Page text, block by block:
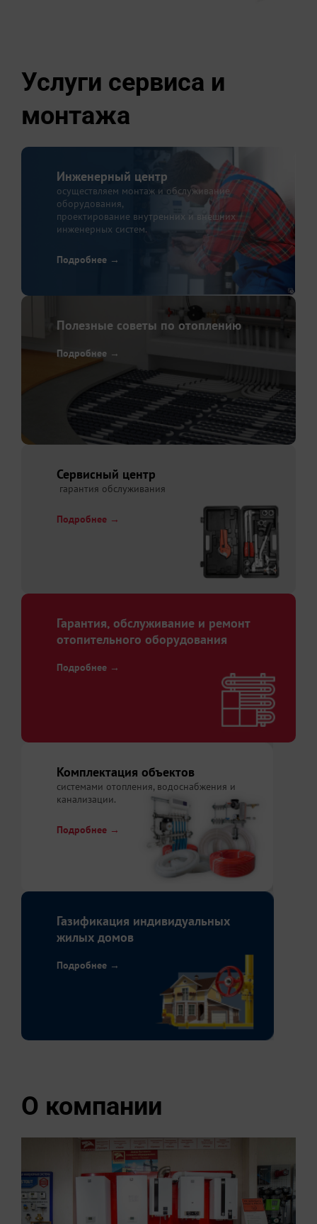
Услуги сервиса и
монтажа
Инженерный центр
осуществляем монтаж и обслуживание
оборудования,
проектирование внутренних и внешних
инженерных систем.
Подробнее →
Полезные советы по отоплению
Подробнее →
Сервисный центр
гарантия обслуживания
Подробнее →
Гарантия, обслуживание и ремонт
отопительного оборудования
Подробнее →
Комплектация объектов
системами отопления, водоснабжения и
канализации.
Подробнее →
Газификация индивидуальных
жилых домов
Подробнее →
О компании